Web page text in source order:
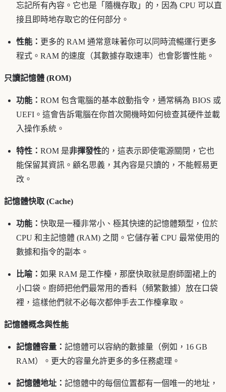
忘記所有內容。它也是「隨機存取」的，因為 CPU 可以直
接且即時地存取它的任何部分。
性能： 更多的 RAM 通常意味著你可以同時流暢運行更多
程式。RAM 的速度（其數據存取速率）也會影響性能。
只讀記憶體 (ROM)
功能： ROM 包含電腦的基本啟動指令，通常稱為 BIOS 或
UEFI。這會告訴電腦在你首次開機時如何檢查其硬件並載
入操作系統。
特性： ROM 是非揮發性的，這表示即使電源關閉，它也
能保留其資訊。顧名思義，其內容是只讀的，不能輕易更
改。
記憶體快取 (Cache)
功能： 快取是一種非常小、極其快速的記憶體類型，位於
CPU 和主記憶體 (RAM) 之間。它儲存著 CPU 最常使用的
數據和指令的副本。
比喻： 如果 RAM 是工作檯，那麼快取就是廚師圍裙上的
小口袋。廚師把他們最常用的香料（頻繁數據）放在口袋
裡，這樣他們就不必每次都伸手去工作檯拿取。
記憶體概念與性能
記憶體容量： 記憶體可以容納的數據量（例如，16 GB
RAM）。更大的容量允許更多的多任務處理。
記憶體地址： 記憶體中的每個位置都有一個唯一的地址，